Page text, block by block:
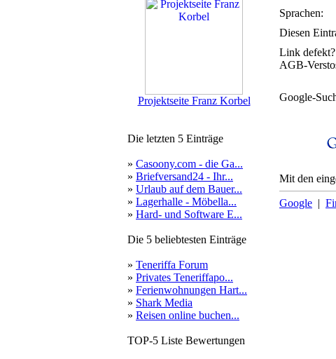
Projektseite Franz Korbel
Die letzten 5 Einträge
» Casoony.com - die Ga...
» Briefversand24 - Ihr...
» Urlaub auf dem Bauer...
» Lagerhalle - Möbella...
» Hard- und Software E...
Die 5 beliebtesten Einträge
» Teneriffa Forum
» Privates Teneriffapo...
» Ferienwohnungen Hart...
» Shark Media
» Reisen online buchen...
TOP-5 Liste Bewertungen
Sprachen:
Diesen
Link defekt?
AGB-
Google-
Mit den
Google |